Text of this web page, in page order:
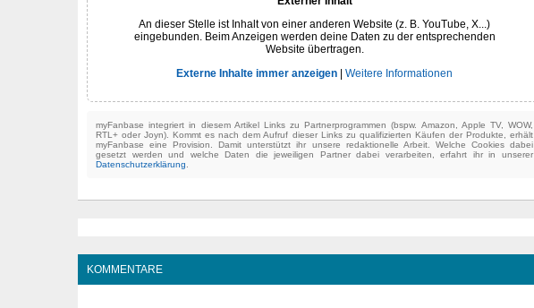
An dieser Stelle ist Inhalt von einer anderen Website (z. B. YouTube, X...)
eingebunden. Beim Anzeigen werden deine Daten zu der entsprechenden
Website übertragen.
Externe Inhalte immer anzeigen | Weitere Informationen
myFanbase integriert in diesem Artikel Links zu Partnerprogrammen (bspw. Amazon, Apple TV, WOW,
RTL+ oder Joyn). Kommt es nach dem Aufruf dieser Links zu qualifizierten Käufen der Produkte, erhält
myFanbase eine Provision. Damit unterstützt ihr unsere redaktionelle Arbeit. Welche Cookies dabei
gesetzt werden und welche Daten die jeweiligen Partner dabei verarbeiten, erfahrt ihr in unserer
Datenschutzerklärung.
KOMMENTARE